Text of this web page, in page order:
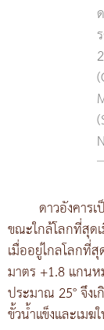
ดาวอังคาร
ขณะใกล้โลกที่สุด
เมื่ออยู่ไกลโลกที่
มาตร +1.8 แกนห
ประมาณ 25° จึง
ขั้วน้ำแข็งและเมฆ